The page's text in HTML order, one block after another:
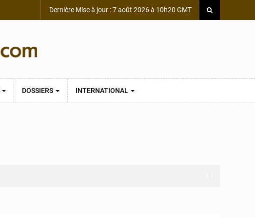
Dernière Mise à jour : 7 août 2026 à 10h20 GMT
DOSSIERS INTERNATIONAL